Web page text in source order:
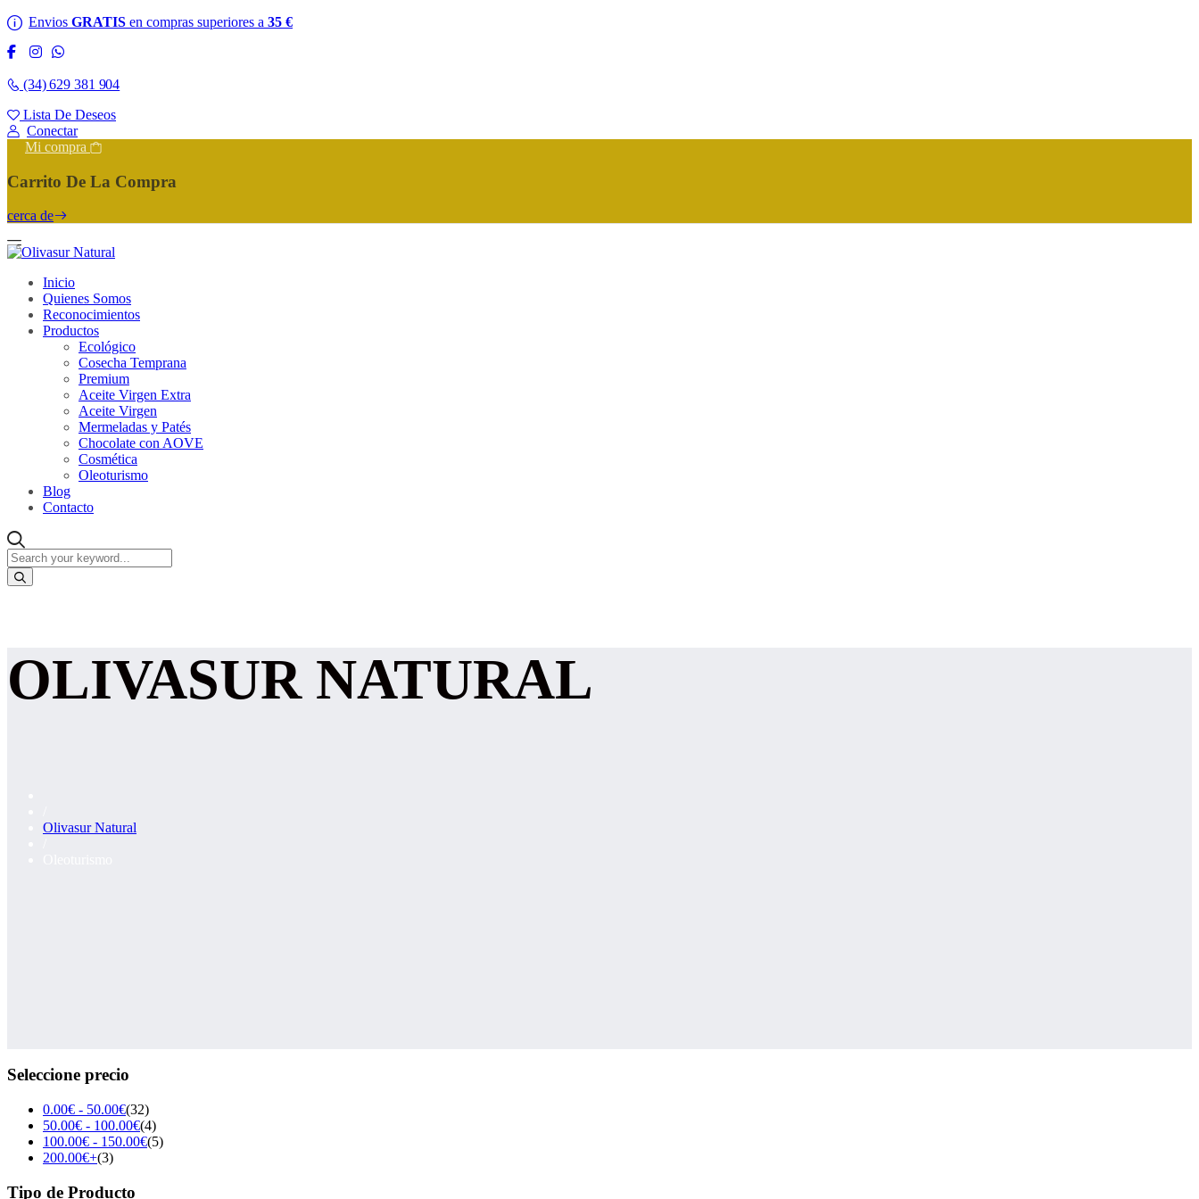
Envios GRATIS en compras superiores a 35 €
(34) 629 381 904
Lista De Deseos
Conectar
Mi compra
Carrito De La Compra
cerca de
Inicio
Quienes Somos
Reconocimientos
Productos
Ecológico
Cosecha Temprana
Premium
Aceite Virgen Extra
Aceite Virgen
Mermeladas y Patés
Chocolate con AOVE
Cosmética
Oleoturismo
Blog
Contacto
OLIVASUR NATURAL
Olivasur Natural
Seleccione precio
0.00€ - 50.00€(32)
50.00€ - 100.00€(4)
100.00€ - 150.00€(5)
200.00€+(3)
Tipo de Producto